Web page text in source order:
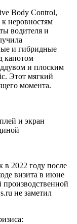
Body Control,
к неровностям
водителя и
и гибридные
капотом
и плоским
Этот мягкий
момента.
и экран
в 2022 году после
визита в июне
не заметил